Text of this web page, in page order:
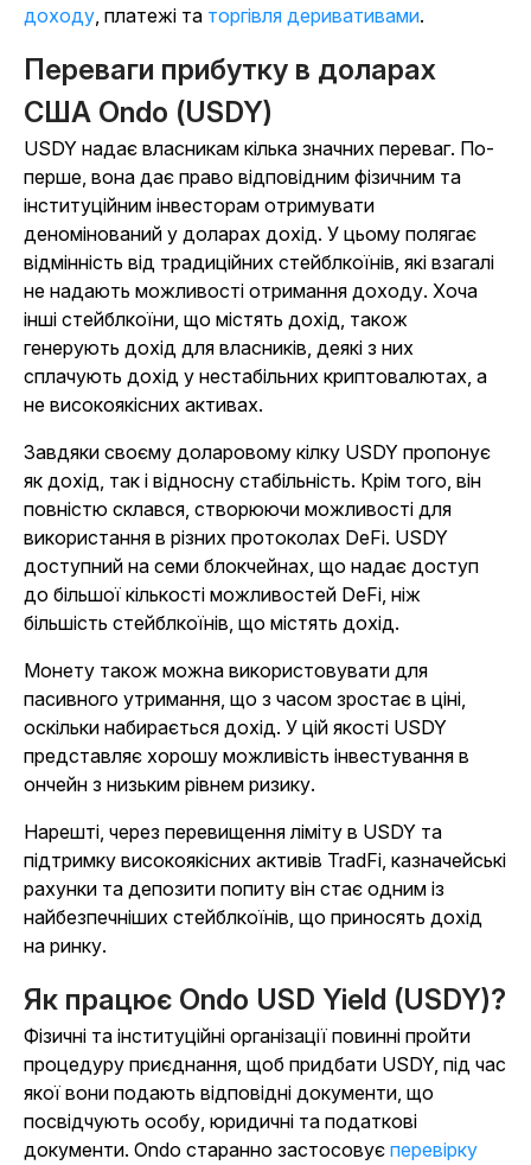
доходу, платежі та торгівля деривативами.
Переваги прибутку в доларах
США Ondo (USDY)
USDY надає власникам кілька значних переваг. По-
перше, вона дає право відповідним фізичним та
інституційним інвесторам отримувати
деномінований у доларах дохід. У цьому полягає
відмінність від традиційних стейблкоїнів, які взагалі
не надають можливості отримання доходу. Хоча
інші стейблкоїни, що містять дохід, також
генерують дохід для власників, деякі з них
сплачують дохід у нестабільних криптовалютах, а
не високоякісних активах.
Завдяки своєму доларовому кілку USDY пропонує
як дохід, так і відносну стабільність. Крім того, він
повністю склався, створюючи можливості для
використання в різних протоколах DeFi. USDY
доступний на семи блокчейнах, що надає доступ
до більшої кількості можливостей DeFi, ніж
більшість стейблкоїнів, що містять дохід.
Монету також можна використовувати для
пасивного утримання, що з часом зростає в ціні,
оскільки набирається дохід. У цій якості USDY
представляє хорошу можливість інвестування в
ончейн з низьким рівнем ризику.
Нарешті, через перевищення ліміту в USDY та
підтримку високоякісних активів TradFi, казначейські
рахунки та депозити попиту він стає одним із
найбезпечніших стейблкоїнів, що приносять дохід
на ринку.
Як працює Ondo USD Yield (USDY)?
Фізичні та інституційні організації повинні пройти
процедуру приєднання, щоб придбати USDY, під час
якої вони подають відповідні документи, що
посвідчують особу, юридичні та податкові
документи. Ondo старанно застосовує перевірку